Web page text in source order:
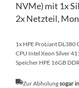
NVMe) mit 1x
2x Netzteil,
1x HPE ProLiant
CPU Intel Xeon Silver
Speicher HPE 16GB
Zur Abholungsogar